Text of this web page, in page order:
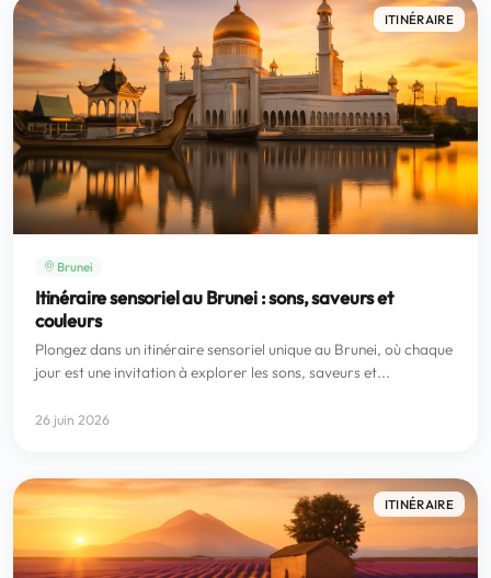
ITINÉRAIRE
Brunei
Itinéraire sensoriel au Brunei : sons, saveurs et
couleurs
Plongez dans un itinéraire sensoriel unique au Brunei, où chaque
jour est une invitation à explorer les sons, saveurs et...
26 juin 2026
ITINÉRAIRE